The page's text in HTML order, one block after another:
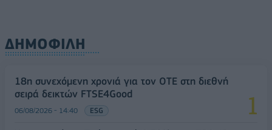
ΔΗΜΟΦΙΛΗ
18η συνεχόμενη χρονιά για τον ΟΤΕ στη διεθνή
σειρά δεικτών FTSE4Good
06/08/2026 - 14:40 ESG